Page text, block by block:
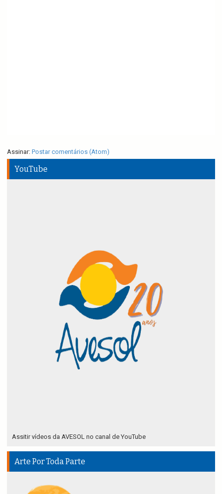
Assinar: Postar comentários (Atom)
YouTube
Assitir vídeos da AVESOL no canal de YouTube
Arte Por Toda Parte